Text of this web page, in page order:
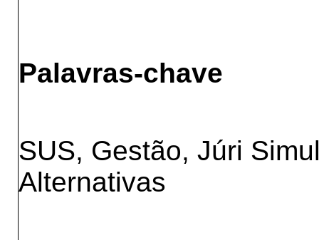
Palavras-chave
SUS, Gestão, Júri
Alternativas